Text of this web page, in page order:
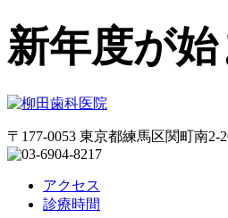
新年度が
〒177-0053 東京都練馬区関町南2-
アクセス
診療時間